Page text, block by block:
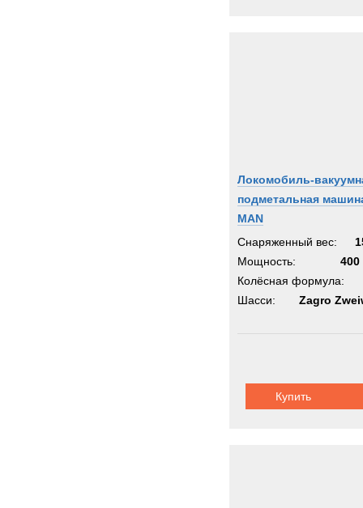
Локомобиль-
подметальная
MAN
Снаряженный вес:
Мощность:
400
Колёсная формула:
Шасси:
Zagro
Купить